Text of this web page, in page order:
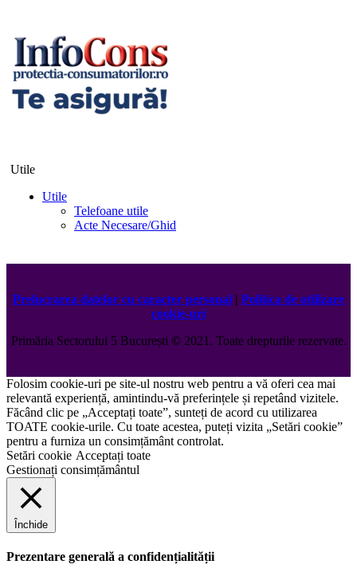
Utile
Utile
Telefoane utile
Acte Necesare/Ghid
Prelucrarea datelor cu caracter personal | Politica de utilizare
cookie-uri
Primăria Sectorului 5 București ©️2021. Toate drepturile rezervate.
Folosim cookie-uri pe site-ul nostru web pentru a vă oferi cea mai
relevantă experiență, amintindu-vă preferințele și repetând vizitele.
Făcând clic pe „Acceptați toate”, sunteți de acord cu utilizarea
TOATE cookie-urile. Cu toate acestea, puteți vizita „Setări cookie”
pentru a furniza un consimțământ controlat.
Setări cookie Acceptați toate
Gestionați consimțământul
Închide
Prezentare generală a confidențialității